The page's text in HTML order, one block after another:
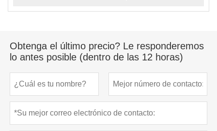
Obtenga el último precio? Le responderemos
lo antes posible (dentro de las 12 horas)